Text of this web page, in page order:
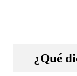
¿Qué